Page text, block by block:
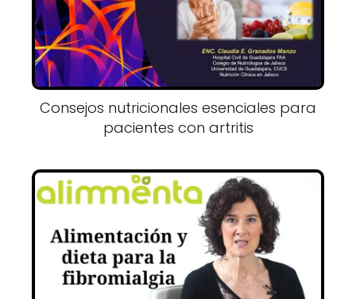
Consejos nutricionales esenciales para
pacientes con artritis